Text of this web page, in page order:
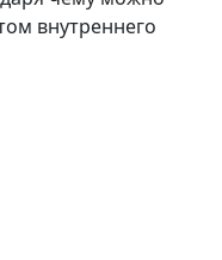
внутреннего